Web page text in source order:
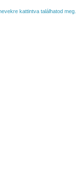
kattintva találhatod meg.